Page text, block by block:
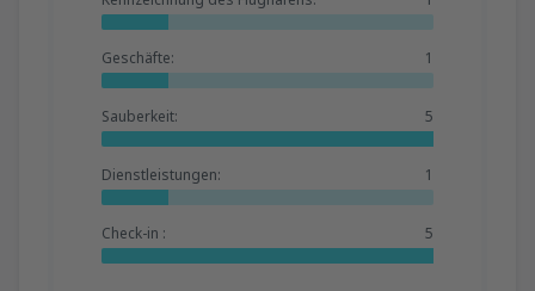
Geschäfte: 1
Sauberkeit: 5
Dienstleistungen: 1
Check-in : 5